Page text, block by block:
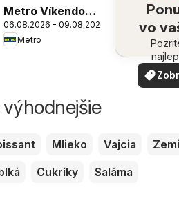
Metro Víkendová
ponuka
06.08.2026 - 09.08.2026
Metro
vo
vašom
viac
Mlieko Vajcia
Cukríky
Saláma